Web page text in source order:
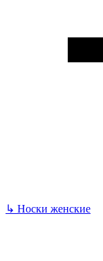
↳ Носки женские